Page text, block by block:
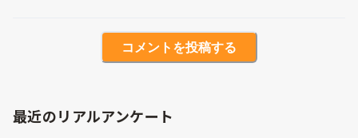
コメントを投稿する
最近のリアルアンケート